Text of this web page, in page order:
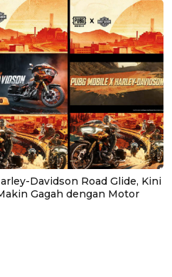
Davidson Road Glide, Kini
Gagah dengan Motor